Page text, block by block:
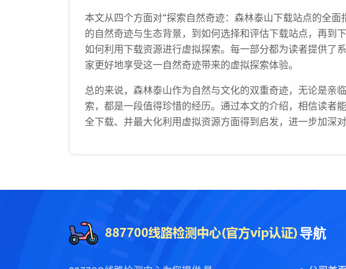
本文从四个方面对“探索自然奇迹：森林泰山下载站点的全
的自然奇迹与生态背景，到如何选择和评估下载站点，再到
如何利用下载资源进行虚拟探索。每一部分都为读者提供了
家更好地享受这一自然奇迹带来的虚拟探索体验。
总的来说，森林泰山作为自然与文化的双重奇迹，无论是亲
索，都是一段值得珍惜的经历。通过本文的介绍，相信读者
全下载、并最大化利用虚拟资源方面得到启发，进一步加深
导航